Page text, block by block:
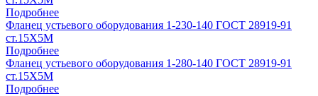
Подробнее
Фланец устьевого оборудования 1-230-140 ГОСТ 28919-91
ст.15Х5М
Подробнее
Фланец устьевого оборудования 1-280-140 ГОСТ 28919-91
ст.15Х5М
Подробнее